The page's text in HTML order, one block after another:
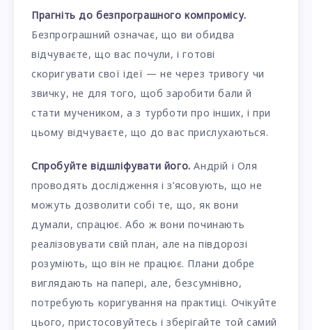
Прагніть до безпрограшного компромісу.
Безпрограшний означає, що ви обидва
відчуваєте, що вас почули, і готові
скоригувати свої ідеї — не через тривогу чи
звичку, не для того, щоб заробити бали й
стати мучеником, а з турботи про інших, і при
цьому відчуваєте, що до вас прислухаються.
Спробуйте відшліфувати його. Андрій і Оля
проводять дослідження і з’ясовують, що не
можуть дозволити собі те, що, як вони
думали, спрацює. Або ж вони починають
реалізовувати свій план, але на півдорозі
розуміють, що він не працює. Плани добре
виглядають на папері, але, безсумнівно,
потребують коригування на практиці. Очікуйте
цього, пристосовуйтесь і зберігайте той самий